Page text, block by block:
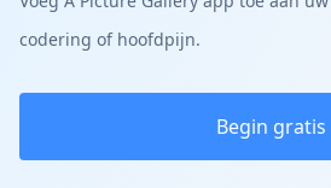
codering of hoofdpijn.
Begin gratis